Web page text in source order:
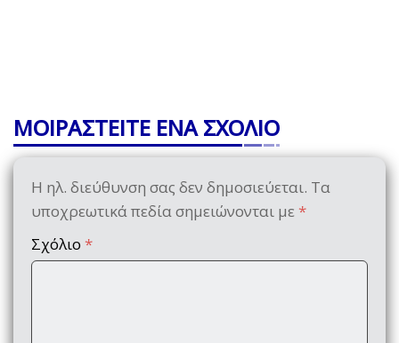
ΜΟΙΡΑΣΤΕΙΤΕ ΕΝΑ ΣΧΟΛΙΟ
Η ηλ. διεύθυνση σας δεν δημοσιεύεται. Τα
υποχρεωτικά πεδία σημειώνονται με *
Σχόλιο *